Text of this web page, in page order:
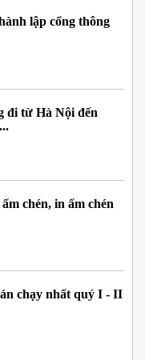
lập cổng thông
đi từ Hà Nội đến
chén, in ấm chén
chạy nhất quý I - II